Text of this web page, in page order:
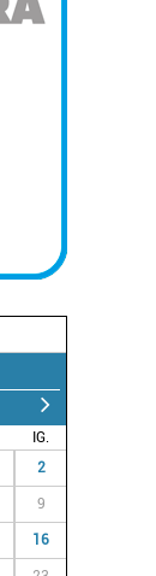
IG.
2
9
16